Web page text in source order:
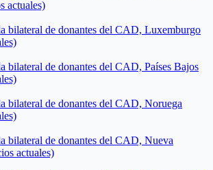
actuales)
bilateral de donantes del CAD, Luxemburgo
bilateral de donantes del CAD, Países Bajos
bilateral de donantes del CAD, Noruega
bilateral de donantes del CAD, Nueva
actuales)